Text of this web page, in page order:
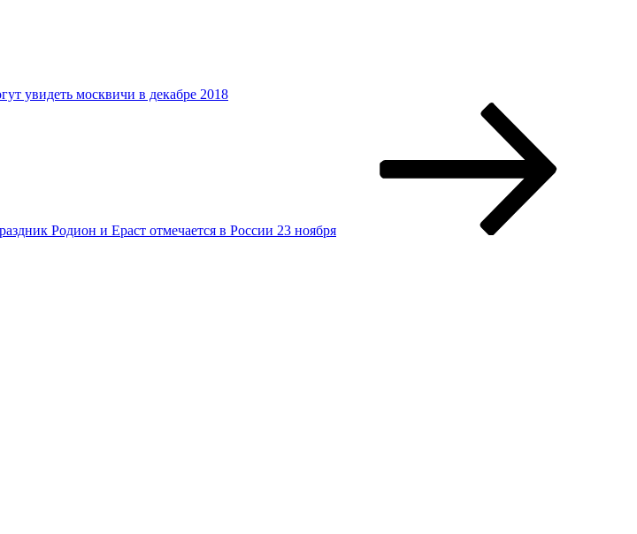
увидеть москвичи в декабре 2018
Родион и Ераст отмечается в России 23 ноября